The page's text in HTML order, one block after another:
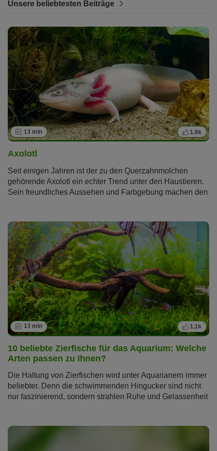
Unsere beliebtesten Beiträge
13 min 1.8k
Axolotl
Seit einigen Jahren ist der zu den Querzahnmolchen
gehörende Axolotl ein echter Trend unter den Haustieren.
Sein freundliches Aussehen und Farbgebung machen den
relativ einfach. Hier erfahren Sie alles über das
beeindruckende Geschöpf.
13 min 1.1k
10 beliebte Zierfische für das Aquarium: Welche
Arten passen zu Ihnen?
Die Haltung von Zierfischen wird unter Aquarianern immer
beliebter. Denn die schwimmenden Hingucker sind nicht
nur faszinierend, sondern strahlen Ruhe und Gelassenheit
Aquarium eignen? Wir stellen Ihnen die beliebtesten